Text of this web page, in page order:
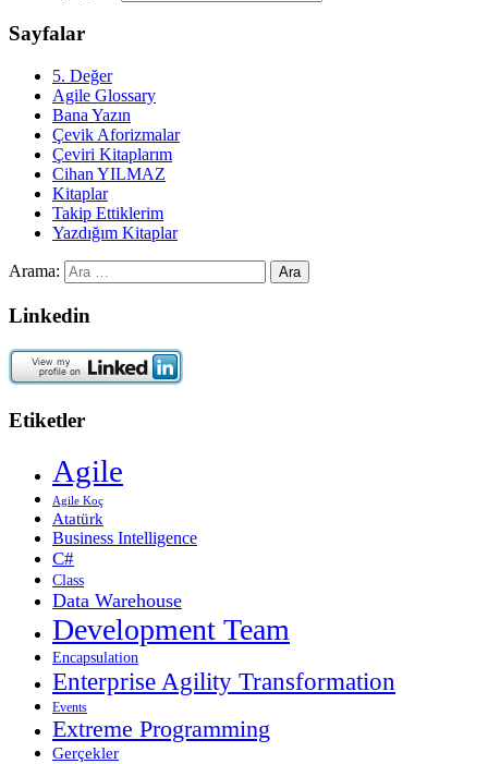
Sayfalar
5. Değer
Agile Glossary
Bana Yazın
Çevik Aforizmalar
Çeviri Kitaplarım
Cihan YILMAZ
Kitaplar
Takip Ettiklerim
Yazdığım Kitaplar
Arama:
Linkedin
Etiketler
Agile
Agile Koç
Atatürk
Business Intelligence
C#
Class
Data Warehouse
Development Team
Encapsulation
Enterprise Agility Transformation
Events
Extreme Programming
Gerçekler